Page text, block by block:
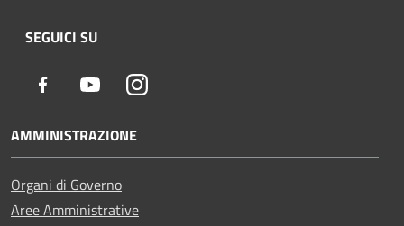
SEGUICI SU
Facebook YoutubeInstagram
AMMINISTRAZIONE
Organi di Governo
Aree Amministrative